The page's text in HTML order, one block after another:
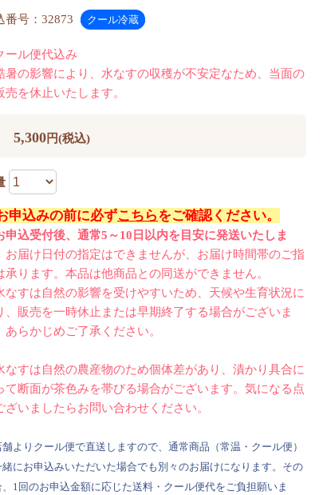
番号：32873
ル便代込み
の影響により、水なすの収穫が不安定なため、当面の
売を休止いたします。
5,300円(税込)
申込みの前に必ずこちらをご確認ください。
申込受付後、通常5～10日以内を目安に発送いたしま
お届け日付の指定はできませんが、お届け時間帯のご指
承ります。本品は他商品との同送ができません。
すは自然の影響を受けやすいため、天候や生育状況に
、販売を一時休止または早期終了する場合がございま
あらかじめご了承ください。
すは自然の農産物のため個体差があり、漬かり具合に
て断面が茶色みを帯びる場合がございます。気になる点
ざいましたらお問い合わせください。
よりクール便で直送しますので、通常商品（常温・クール便）
緒にお申込みいただいた場合でも別々のお届けになります。その
、1回のお申込金額に応じた送料・クール便代をご負担願いま